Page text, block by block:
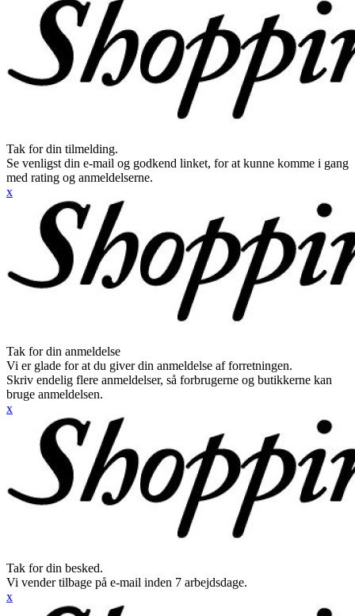
Tak for din tilmelding.
Se venligst din e-mail og godkend linket, for at kunne komme i gang
med rating og anmeldelserne.
x
Tak for din anmeldelse
Vi er glade for at du giver din anmeldelse af forretningen.
Skriv endelig flere anmeldelser, så forbrugerne og butikkerne kan
bruge anmeldelsen.
x
Tak for din besked.
Vi vender tilbage på e-mail inden 7 arbejdsdage.
x